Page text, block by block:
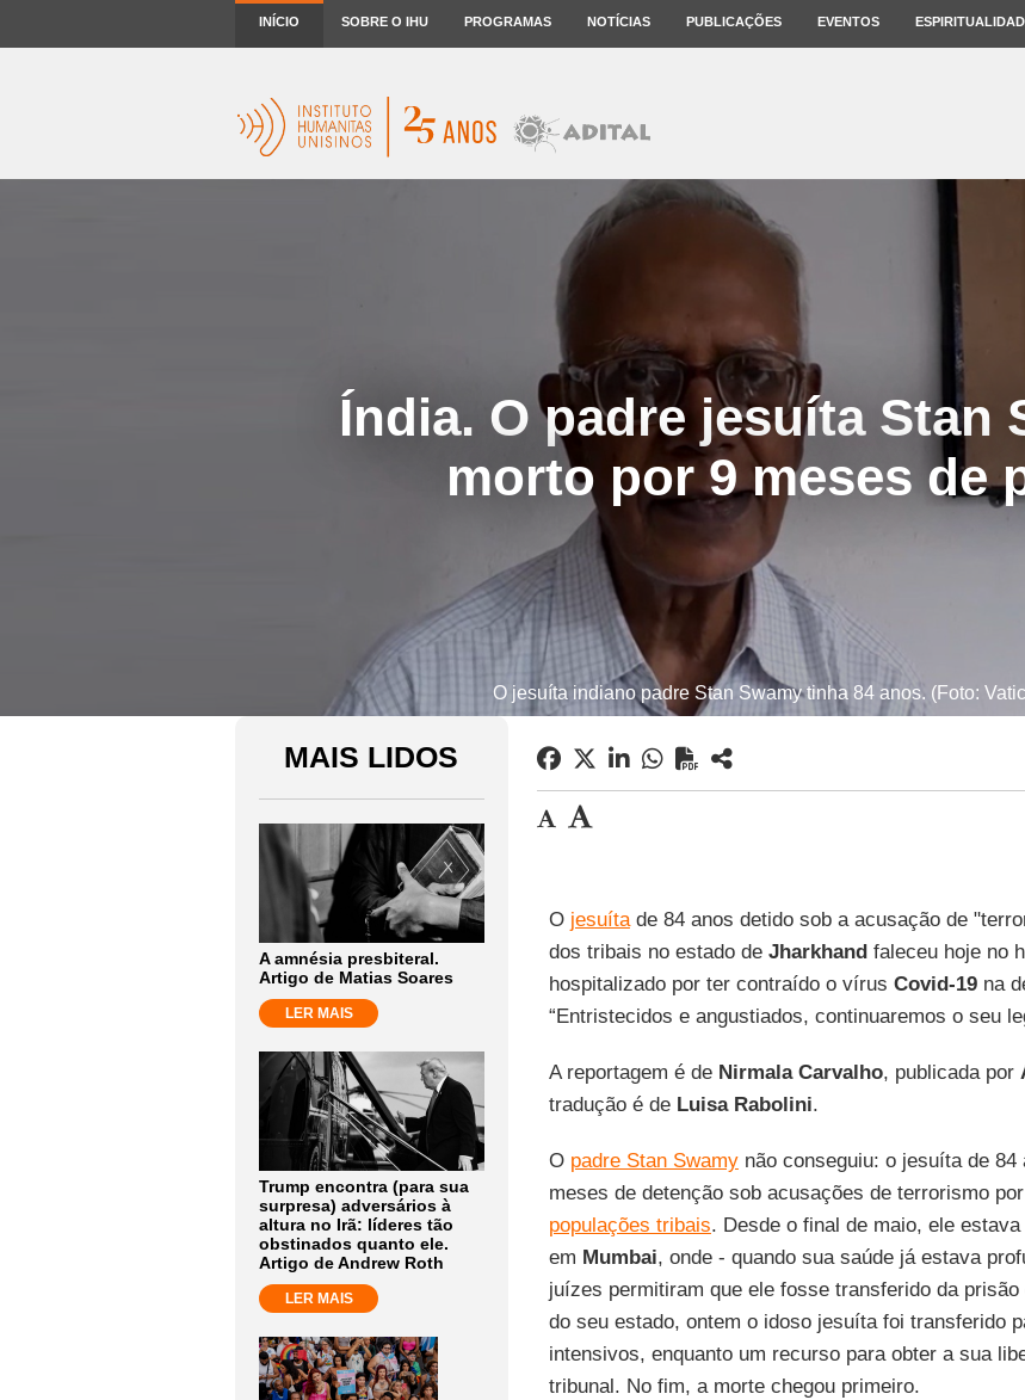
INÍCIO SOBRE O IHU PROGRAMAS NOTÍCIAS PUBLICAÇÕES EVENTOS
Índia. O padre jesuíta Stan
morto por 9 meses de
O jesuíta indiano padre Stan Swamy tinha 84 anos. (Foto:
MAIS LIDOS
A amnésia presbiteral.
Artigo de Matias Soares
LER MAIS
Trump encontra (para sua
surpresa) adversários à
altura no Irã: líderes tão
obstinados quanto ele.
Artigo de Andrew Roth
LER MAIS
O jesuítade 84 anos detido sob a acusação de
dos tribais no estado de Jharkhandfaleceu hoje no
hospitalizado por ter contraído o vírus Covid-19na
“Entristecidos e angustiados, continuaremos o seu
A reportagem é de Nirmala Carvalho, publicada por
tradução é de Luisa Rabolini.
O padre Stan Swamynão conseguiu: o jesuíta de 84
meses de detenção sob acusações de terrorismo
populações tribais. Desde o final de maio, ele
em Mumbai, onde - quando sua saúde já estava
juízes permitiram que ele fosse transferido da prisão
do seu estado, ontem o idoso jesuíta foi transferido
intensivos, enquanto um recurso para obter a sua
tribunal. No fim, a morte chegou primeiro.